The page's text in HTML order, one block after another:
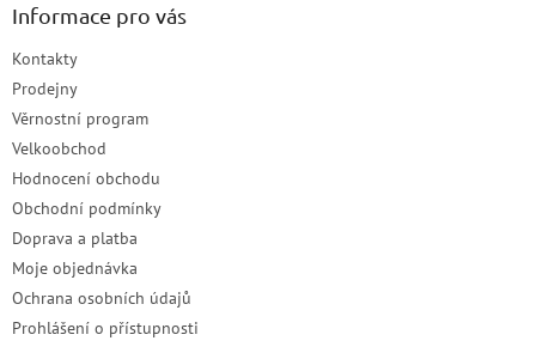
Informace pro vás
Kontakty
Prodejny
Věrnostní program
Velkoobchod
Hodnocení obchodu
Obchodní podmínky
Doprava a platba
Moje objednávka
Ochrana osobních údajů
Prohlášení o přístupnosti